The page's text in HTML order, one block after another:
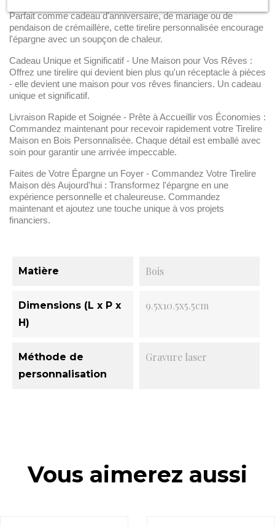
Parfait comme cadeau d'anniversaire, de mariage ou de
pendaison de crémaillère, cette tirelire personnalisée encourage
l'épargne avec un soupçon de chaleur.
Cadeau Unique et Significatif - Une Maison pour Vos Rêves :
Offrez une tirelire qui devient bien plus qu'un réceptacle à pièces
- elle devient une maison pour vos rêves financiers. Un cadeau
unique et significatif.
Livraison Rapide et Soignée - Prête à Accueillir vos Économies :
Commandez maintenant pour recevoir rapidement votre Tirelire
Maison en Bois Personnalisée. Chaque détail est emballé avec
soin pour garantir une arrivée impeccable.
Faites de Votre Épargne un Foyer - Commandez Votre Tirelire
Maison dès Aujourd'hui : Transformez l'épargne en une
expérience personnelle et chaleureuse. Commandez
maintenant et ajoutez une touche unique à vos projets
financiers.
Matière Bois
Dimensions (L x P x
H)
9.5x10.5x5.5cm
Méthode de
personnalisation
Gravure laser
Vous aimerez aussi